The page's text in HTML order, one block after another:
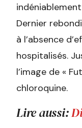
Dernier
à l’absence
hospitalisés.
l’image de «
chloroquine.
Lire aussi: